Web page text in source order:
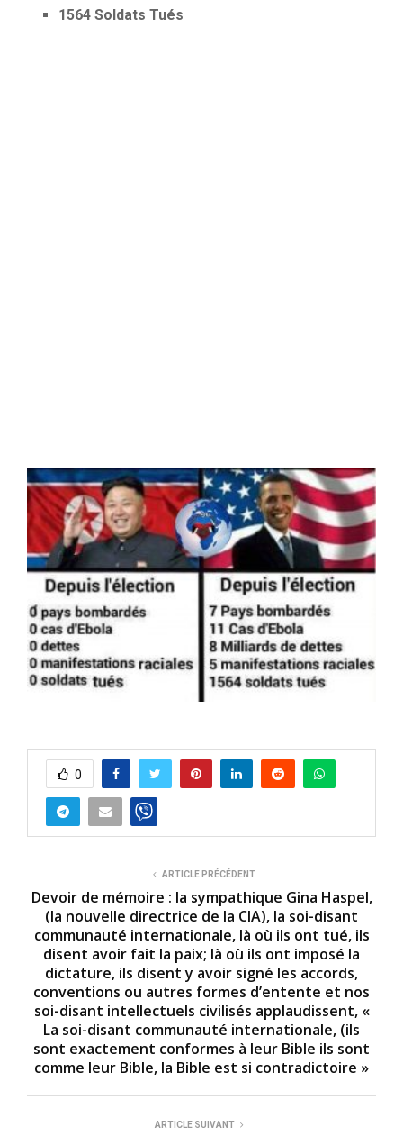
1564 Soldats Tués
0
ARTICLE PRÉCÉDENT
Devoir de mémoire : la sympathique Gina Haspel,
(la nouvelle directrice de la CIA), la soi-disant
communauté internationale, là où ils ont tué, ils
disent avoir fait la paix; là où ils ont imposé la
dictature, ils disent y avoir signé les accords,
conventions ou autres formes d’entente et nos
soi-disant intellectuels civilisés applaudissent, «
La soi-disant communauté internationale, (ils
sont exactement conformes à leur Bible ils sont
comme leur Bible, la Bible est si contradictoire »
ARTICLE SUIVANT